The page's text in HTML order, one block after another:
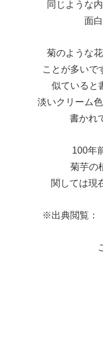
同じような
面
菊のような
ことが多いで
似ていると
淡いクリーム
書かれ
100年
菊芋の
関しては現
※出典閲覧：